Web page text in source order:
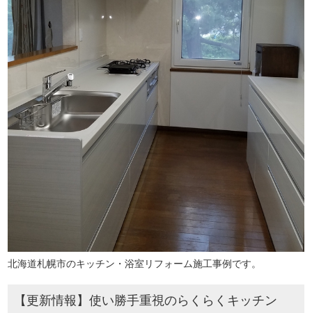
北海道札幌市のキッチン・浴室リフォーム施工事例です。
【更新情報】使い勝手重視のらくらくキッチン